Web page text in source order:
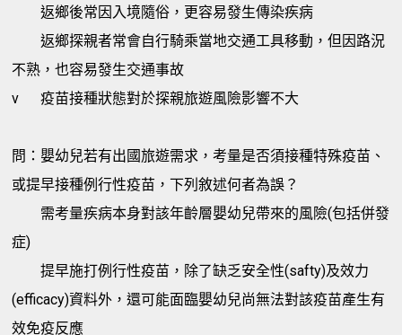
返鄉後常因入境隨俗，更容易發生傳染疾病
返鄉探親者常會自行騎乘當地交通工具移動，但因路況
不熟，也容易發生交通事故
v
疫苗接種狀態對於探親旅遊風險影響不大
問：嬰幼兒若有出國旅遊需求，考量是否須接種特殊疫苗、
或提早接種例行性疫苗，下列敘述何者為誤？
需考量疾病本身對該年齡層嬰幼兒帶來的風險(包括併發
症)
提早施打例行性疫苗，除了缺乏安全性(safty)及效力
(efficacy)資料外，還可能面臨嬰幼兒尚無法對該疫苗產生有
效免疫反應